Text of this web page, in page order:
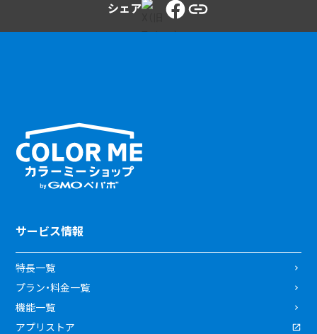
シェア
サービス情報
特長一覧
プラン・料金一覧
機能一覧
アプリストア